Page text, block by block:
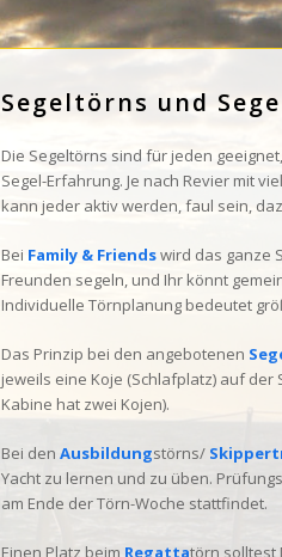
Segeltörns und
Die Segeltörns sind für jeden
Segel-Erfahrung. Je nach Revier mit
kann jeder aktiv werden, faul sein,
Bei Family & Friendswird das ganze
Freunden segeln, und Ihr könnt
Individuelle Törnplanung bedeutet
Das Prinzip bei den angebotenen
jeweils eine Koje (Schlafplatz) auf
Kabine hat zwei Kojen).
Bei den Ausbildungstörns/
Yacht zu lernen und zu üben.
am Ende der Törn-Woche stattfindet.
Einen Platz beim Regattatörn solltest